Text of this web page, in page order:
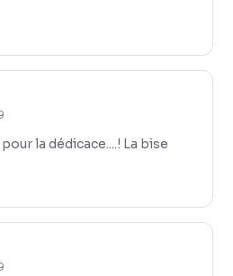
la dédicace....! La bise